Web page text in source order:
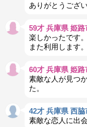
ありがとうござ
59才 兵庫県 姫路
楽しかったです。
また利用します。
60才 兵庫県 姫路
素敵な人が見つ
た。
42才 兵庫県 西脇
素敵な恋人に出